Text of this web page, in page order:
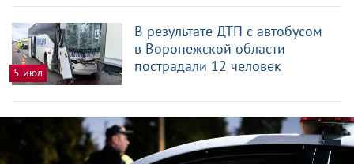
5 июл
В результате ДТП с автобусом
в Воронежской области
пострадали 12 человек